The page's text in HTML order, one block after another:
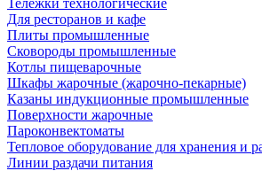
Тележки технологические
Для ресторанов и кафе
Плиты промышленные
Сковороды промышленные
Котлы пищеварочные
Шкафы жарочные (жарочно-пекарные)
Казаны индукционные промышленные
Поверхности жарочные
Пароконвектоматы
Тепловое оборудование для хранения и
Линии раздачи питания